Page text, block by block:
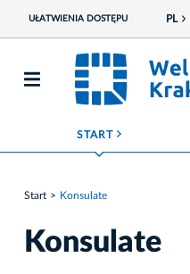
UŁATWIENIA DOSTĘPU PL
START ROZWIŃ MENU
Start Konsulate
Konsulate